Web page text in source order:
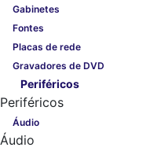
Gabinetes
Fontes
Placas de rede
Gravadores de DVD
Periféricos
Periféricos
Áudio
Áudio